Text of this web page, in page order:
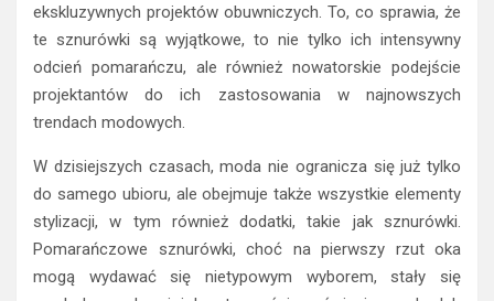
ekskluzywnych projektów obuwniczych. To, co sprawia, że
te sznurówki są wyjątkowe, to nie tylko ich intensywny
odcień pomarańczu, ale również nowatorskie podejście
projektantów do ich zastosowania w najnowszych
trendach modowych.
W dzisiejszych czasach, moda nie ogranicza się już tylko
do samego ubioru, ale obejmuje także wszystkie elementy
stylizacji, w tym również dodatki, takie jak sznurówki.
Pomarańczowe sznurówki, choć na pierwszy rzut oka
mogą wydawać się nietypowym wyborem, stały się